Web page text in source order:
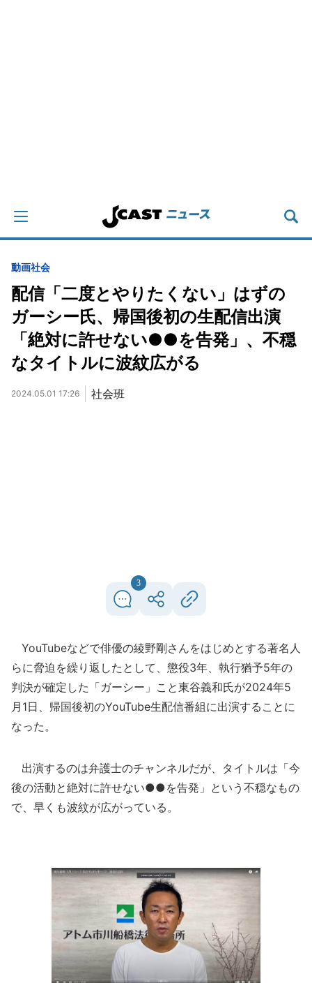
動画社会
配信「二度とやりたくない」はずの
ガーシー氏、帰国後初の生配信出演
「絶対に許せない●●を告発」、不穏
なタイトルに波紋広がる
2024.05.01 17:26 社会班
3
YouTubeなどで俳優の綾野剛さんをはじめとする著名人
らに脅迫を繰り返したとして、懲役3年、執行猶予5年の
判決が確定した「ガーシー」こと東谷義和氏が2024年5
月1日、帰国後初のYouTube生配信番組に出演することに
なった。
出演するのは弁護士のチャンネルだが、タイトルは「今
後の活動と絶対に許せない●●を告発」という不穏なもの
で、早くも波紋が広がっている。